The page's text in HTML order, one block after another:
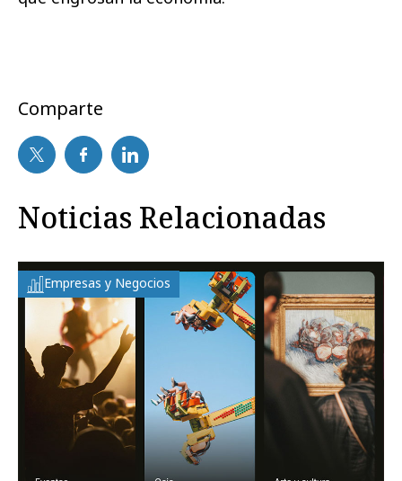
Comparte
Noticias Relacionadas
Empresas y Negocios